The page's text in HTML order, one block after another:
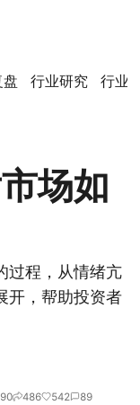
行业研究 行业
场如
过程，从情绪亢
开，帮助投资者
486 542 89